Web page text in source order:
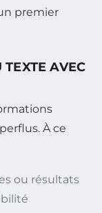
premier
TEXTE AVEC
À ce
ou résultats